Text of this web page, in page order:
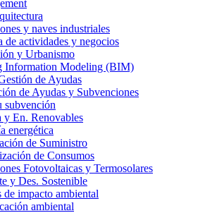
y naves industriales
de actividades y negocios
y Urbanismo
Information Modeling (BIM)
de Ayudas
de Ayudas y Subvenciones
subvención
y En. Renovables
energética
de Suministro
de Consumos
Fotovoltaicas y Termosolares
y Des. Sostenible
de impacto ambiental
ambiental